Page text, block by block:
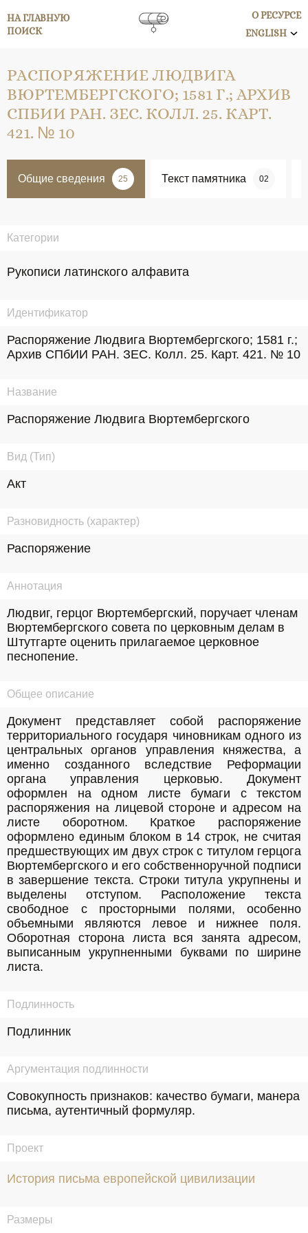
НА ГЛАВНУЮ
ПОИСК
О РЕСУРСЕ
ENGLISH
РАСПОРЯЖЕНИЕ ЛЮДВИГА
ВЮРТЕМБЕРГСКОГО; 1581 Г.; АРХИВ
СПБИИ РАН. ЗЕС. КОЛЛ. 25. КАРТ.
421. № 10
Общие сведения 25 Текст памятника 02
Категории
Рукописи латинского алфавита
Идентификатор
Распоряжение Людвига Вюртембергского; 1581 г.;
Архив СПбИИ РАН. ЗЕС. Колл. 25. Карт. 421. № 10
Название
Распоряжение Людвига Вюртембергского
Вид (Тип)
Акт
Разновидность (характер)
Распоряжение
Аннотация
Людвиг, герцог Вюртембергский, поручает членам
Вюртембергского совета по церковным делам в
Штутгарте оценить прилагаемое церковное
песнопение.
Общее описание
Документ представляет собой распоряжение
территориального государя чиновникам одного из
центральных органов управления княжества, а
именно созданного вследствие Реформации
органа управления церковью. Документ
оформлен на одном листе бумаги с текстом
распоряжения на лицевой стороне и адресом на
листе оборотном. Краткое распоряжение
оформлено единым блоком в 14 строк, не считая
предшествующих им двух строк с титулом герцога
Вюртембергского и его собственноручной подписи
в завершение текста. Строки титула укрупнены и
выделены отступом. Расположение текста
свободное с просторными полями, особенно
объемными являются левое и нижнее поля.
Оборотная сторона листа вся занята адресом,
выписанным укрупненными буквами по ширине
листа.
Подлинность
Подлинник
Аргументация подлинности
Совокупность признаков: качество бумаги, манера
письма, аутентичный формуляр.
Проект
История письма европейской цивилизации
Размеры